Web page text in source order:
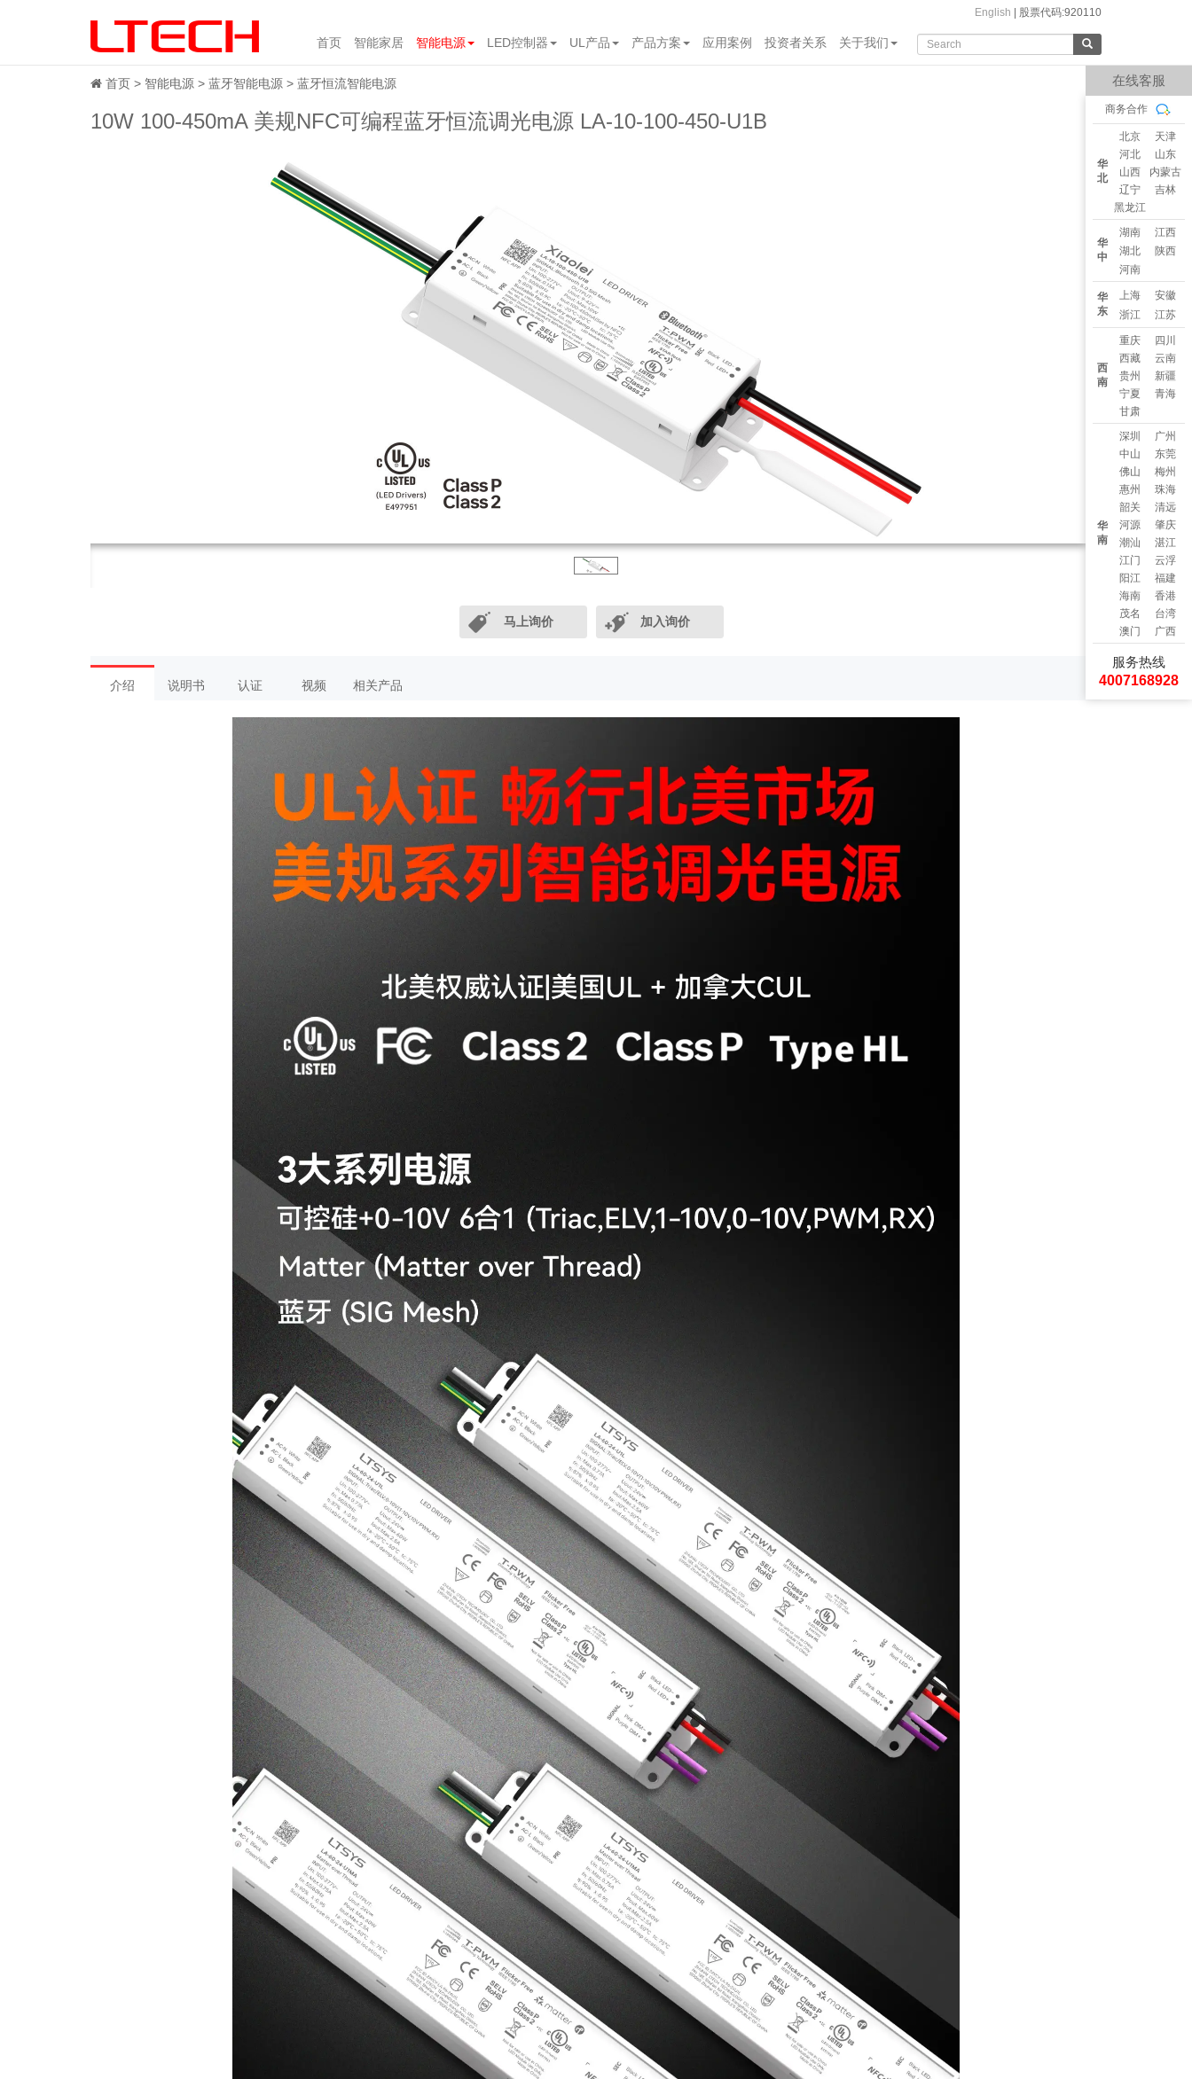
English 股票代码:920110
首页 智能家居 智能电源 LED控制器 UL产品 产品方案 应用案例 投资者关系 关于我们
首页 智能电源 蓝牙智能电源 蓝牙恒流智能电源
10W 100-450mA 美规NFC可编程蓝牙恒流调光电源 LA-10-100-450-U1B
马上询价 加入询价
介绍 说明书 认证 视频 相关产品
在线客服
商务合作
华
北
北京
河北
山西
辽宁
黑龙江
天津
山东
内蒙古
吉林
华
中
湖南
湖北
河南
江西
陕西
华
东
上海
浙江
安徽
江苏
西
南
重庆
西藏
贵州
宁夏
甘肃
四川
云南
新疆
青海
华
南
深圳
中山
佛山
惠州
韶关
河源
潮汕
江门
阳江
海南
茂名
澳门
广州
东莞
梅州
珠海
清远
肇庆
湛江
云浮
福建
香港
台湾
广西
服务热线
4007168928